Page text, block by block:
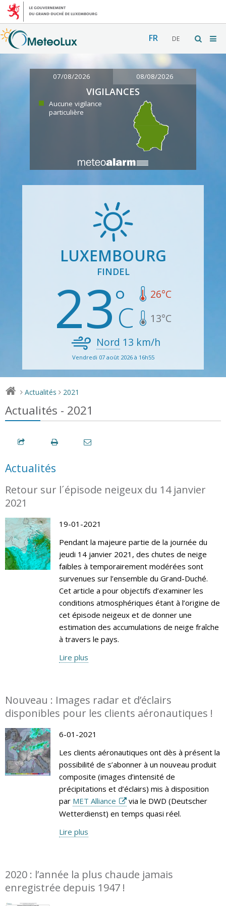
FR DE
07/08/2026 08/08/2026
VIGILANCES
Aucune vigilance
particulière
LUXEMBOURG
FINDEL
23 26°C
13°C
Nord 13 km/h
Vendredi 07 août 2026 à 16h55
> Actualités > 2021
Actualités - 2021
Actualités
Retour sur l´épisode neigeux du 14 janvier
2021
19-01-2021
Pendant la majeure partie de la journée du
jeudi 14 janvier 2021, des chutes de neige
faibles à temporairement modérées sont
survenues sur l’ensemble du Grand-Duché.
Cet article a pour objectifs d’examiner les
conditions atmosphériques étant à l’origine de
cet épisode neigeux et de donner une
estimation des accumulations de neige fraîche
à travers le pays.
Lire plus
Nouveau : Images radar et d’éclairs
disponibles pour les clients aéronautiques !
6-01-2021
Les clients aéronautiques ont dès à présent la
possibilité de s’abonner à un nouveau produit
composite (images d’intensité de
précipitations et d’éclairs) mis à disposition
par MET Alliance
via le DWD (Deutscher
Wetterdienst) en temps quasi réel.
Lire plus
2020 : l’année la plus chaude jamais
enregistrée depuis 1947 !